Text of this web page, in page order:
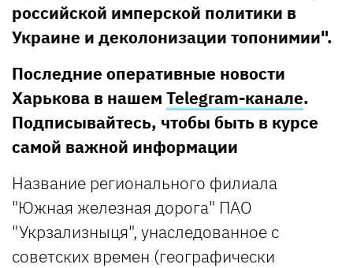
российской имперской политики в
Украине и деколонизации топонимии".
Последние оперативные новости
Харькова в нашем Telegram-канале.
Подписывайтесь, чтобы быть в курсе
самой важной информации
Название регионального филиала
"Южная железная дорога" ПАО
"Укрзализныця", унаследованное с
советских времен (географически